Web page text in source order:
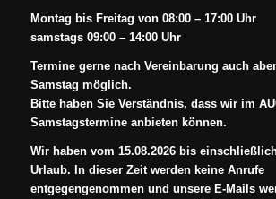
Montag bis Freitag von 08:00 – 17:00 Uhr
samstags 09:00 – 14:00 Uhr
Termine gerne nach Vereinbarung auch
Samstag möglich.
Bitte haben Sie Verständnis, dass wir im
Samstagstermine anbieten können.
Wir haben vom 15.08.2026 bis
Urlaub. In dieser Zeit werden keine Anrufe
entgegengenommen und unsere E-Mails